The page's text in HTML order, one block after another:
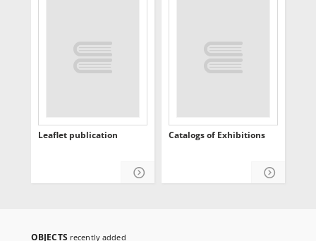
Leaflet publication Catalogs of Exhibitions
OBJECTS recently added